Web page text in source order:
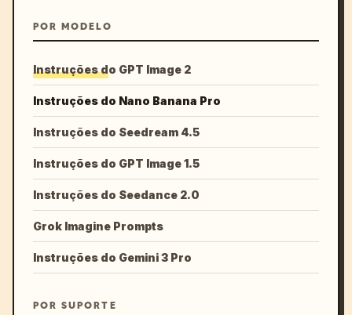
POR MODELO
Instruções do GPT Image 2
Instruções do Nano Banana Pro
Instruções do Seedream 4.5
Instruções do GPT Image 1.5
Instruções do Seedance 2.0
Grok Imagine Prompts
Instruções do Gemini 3 Pro
POR SUPORTE